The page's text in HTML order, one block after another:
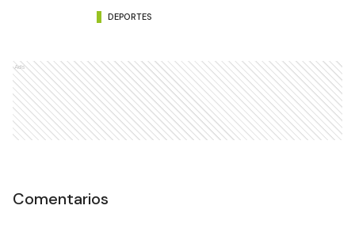
DEPORTES
Ads
Comentarios